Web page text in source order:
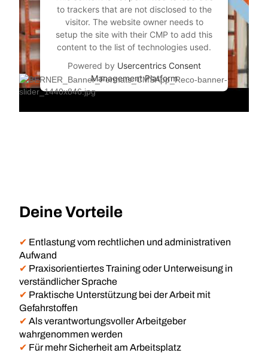
to trackers that are not disclosed to the
visitor. The website owner needs to
setup the site with their CMP to add this
content to the list of technologies used.
Powered by Usercentrics Consent
Management Platform
Deine Vorteile
✔ Entlastung vom rechtlichen und administrativen
Aufwand
✔ Praxisorientiertes Training oder Unterweisung in
verständlicher Sprache
✔ Praktische Unterstützung bei der Arbeit mit
Gefahrstoffen
✔ Als verantwortungsvoller Arbeitgeber
wahrgenommen werden
✔ Für mehr Sicherheit am Arbeitsplatz